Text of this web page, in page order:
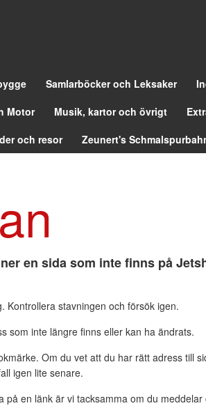
Samlarböcker och Leksaker
Motor Musik, kartor och övrigt
och resor Zeunert's
en sida som inte finns på
Kontrollera stavningen och försök igen.
som inte längre finns eller kan ha ändrats.
Om du vet att du har rätt adress till
igen lite senare.
på en länk är vi tacksamma om du